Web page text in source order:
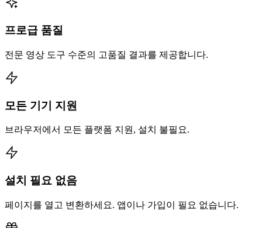
프로급 품질
전문 영상 도구 수준의 고품질 결과를 제공합니다.
모든 기기 지원
브라우저에서 모든 플랫폼 지원, 설치 불필요.
설치 필요 없음
페이지를 열고 변환하세요. 앱이나 가입이 필요 없습니다.